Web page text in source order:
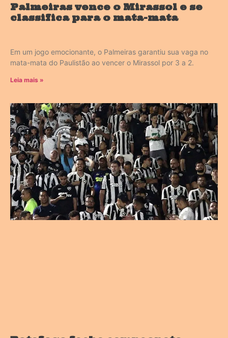
Palmeiras vence o Mirassol e se
classifica para o mata-mata
Em um jogo emocionante, o Palmeiras garantiu sua vaga no
mata-mata do Paulistão ao vencer o Mirassol por 3 a 2.
Leia mais »